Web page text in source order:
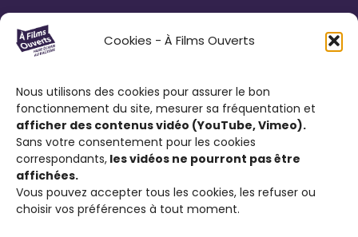
Cookies - À Films Ouverts
Nous utilisons des cookies pour assurer le bon
fonctionnement du site, mesurer sa fréquentation et
afficher des contenus vidéo (YouTube, Vimeo).
Sans votre consentement pour les cookies
correspondants, les vidéos ne pourront pas être
affichées.
Vous pouvez accepter tous les cookies, les refuser ou
choisir vos préférences à tout moment.
Le Festival À Films Ouverts et ses
partenaires associatifs proposent à son
Courts Métrages antiraciste favorisant
l’expression citoyenne ; de visionner des
films engagés contre le racisme et d’ouvrir
la discussion sur cette thématique.